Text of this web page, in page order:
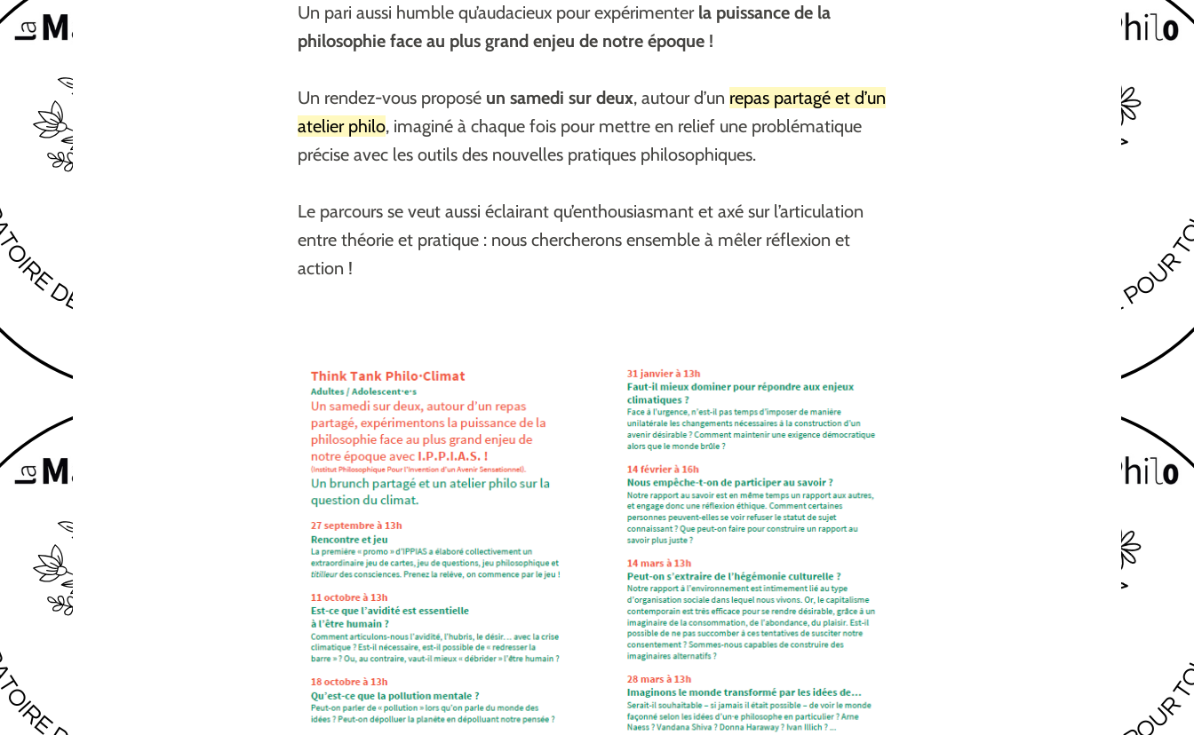
Un pari aussi humble qu’audacieux pour expérimenter la puissance de la
philosophie face au plus grand enjeu de notre époque !
Un rendez-vous proposéun samedi sur deux, autour d’un repas partagé et d’un
atelier philo, imaginé à chaque fois pour mettre en relief une problématique
précise avec les outils des nouvelles pratiques philosophiques.
Le parcours se veut aussi éclairant qu’enthousiasmant et axé sur l’articulation
entre théorie et pratique : nous chercherons ensemble à mêler réflexion et
action !